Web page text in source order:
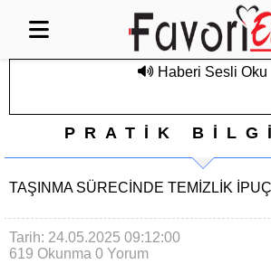
Haberi Sesli Oku
PRATİK
TAŞINMA SÜRECINDE TEMIZLIK
Tarih: 24.05.2025 09:12:00
619 Okunma 0 Yorum